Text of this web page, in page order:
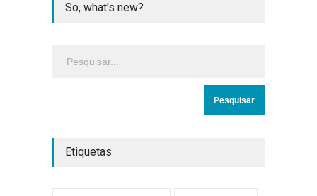
So, what's new?
Etiquetas